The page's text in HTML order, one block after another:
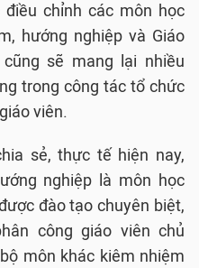
chỉnh các môn học
hướng nghiệp và Giáo
sẽ mang lại nhiều
trong công tác tổ chức
viên.
sẻ, thực tế hiện nay,
nghiệp là môn học
đào tạo chuyên biệt,
công giáo viên chủ
môn khác kiêm nhiệm